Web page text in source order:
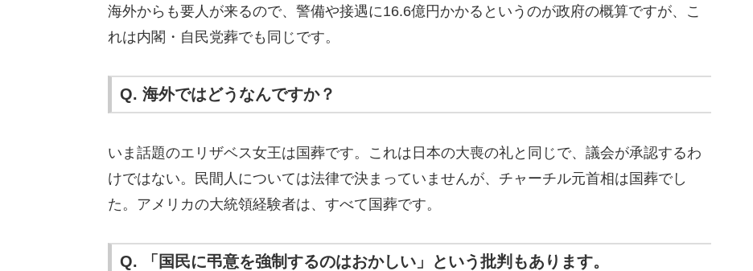
海外からも要人が来るので、警備や接遇に16.6億円かかるというのが政府の概算ですが、こ
れは内閣・自民党葬でも同じです。
Q. 海外ではどうなんですか？
いま話題のエリザベス女王は国葬です。これは日本の大喪の礼と同じで、議会が承認するわ
けではない。民間人については法律で決まっていませんが、チャーチル元首相は国葬でし
た。アメリカの大統領経験者は、すべて国葬です。
Q. 「国民に弔意を強制するのはおかしい」という批判もあります。